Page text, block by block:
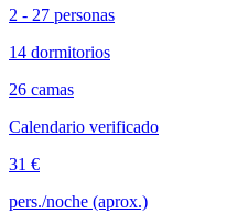
2 - 27 personas
14 dormitorios
26 camas
Calendario verificado
31 €
pers./noche (aprox.)